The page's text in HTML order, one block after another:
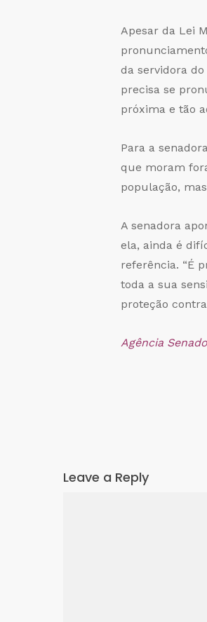
Apesar da Lei
da servidora
precisa se
próxima e tão
Para a
que moram
população,
A senadora
ela, ainda é
referência. “É
toda a sua
proteção
Agência Senado
Leave a Reply